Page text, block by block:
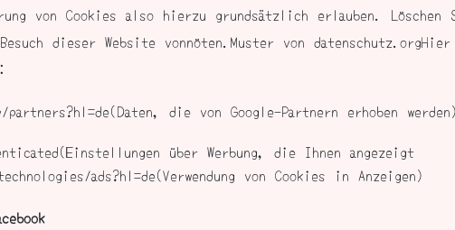
von Cookies also hierzu grundsätzlich erlauben.
dieser Website vonnöten.Muster von
die von Google-Partnern erhoben werden)
über Werbung, die Ihnen angezeigt
ads?hl=de(Verwendung von Cookies in Anzeigen)